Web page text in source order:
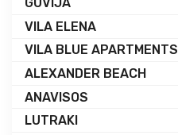
VILA ELENA
VILA BLUE APARTMENTS
ALEXANDER BEACH
ANAVISOS
LUTRAKI